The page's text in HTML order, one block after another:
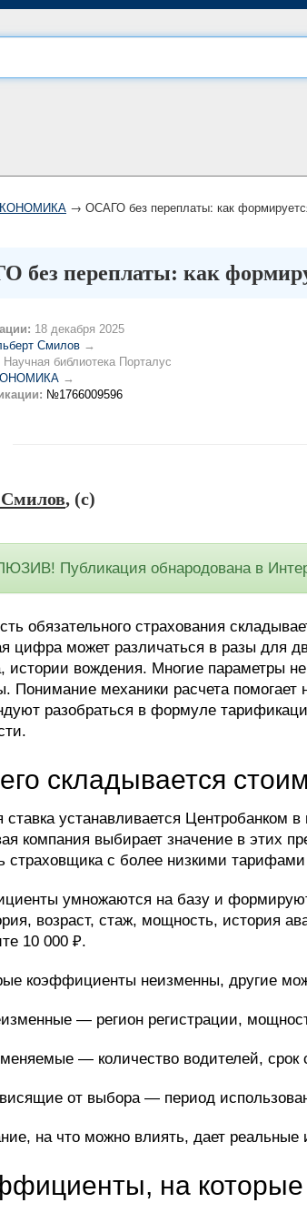
→ ОСАГО без переплаты: как
без переплаты: как
18 декабря 2025
Смилов →
Научная библиотека Порталус
→
№1766009596
, (c)
Публикация обнародована в
обязательного страхования
цифра может различаться в разы для
истории вождения. Многие параметры
Понимание механики расчета
разобраться в формуле
складывается
ставка устанавливается
компания выбирает значение в этих
страховщика с более низкими
умножаются на базу и формируют
возраст, стаж, мощность, история
10 000 ₽.
коэффициенты неизменны, другие
— регион регистрации,
— количество водителей, срок
от выбора — период
на что можно влиять, дает реальные
на которые